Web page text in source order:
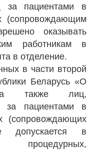
за пациентами в
(сопровождающим
оказывать
работникам в
в отделение.
в части второй
Беларусь «О
а также лиц,
за пациентами в
(сопровождающих
допускается в